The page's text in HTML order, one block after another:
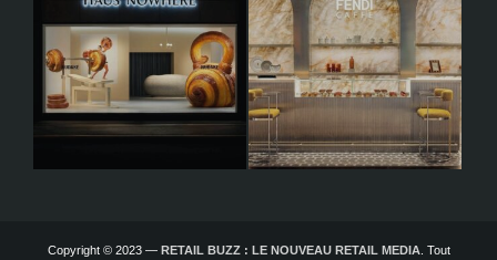
Copyright © 2023 — RETAIL BUZZ : LE NOUVEAU RETAIL MEDIA. Tout